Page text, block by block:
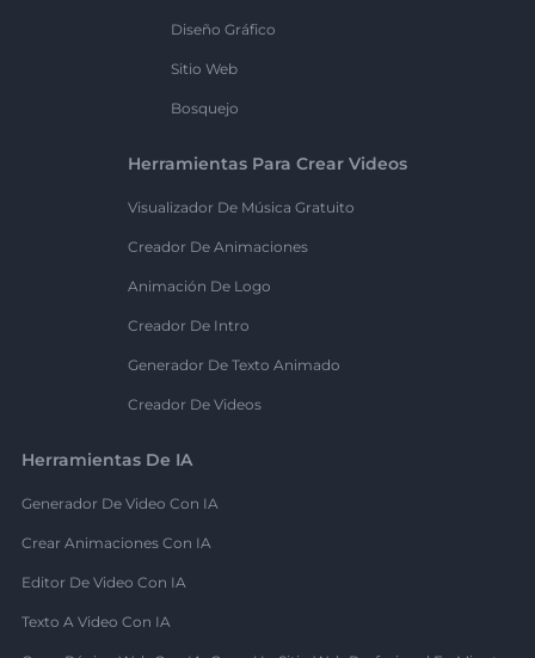
Diseño Gráfico
Sitio Web
Bosquejo
Herramientas Para Crear Videos
Visualizador De Música Gratuito
Creador De Animaciones
Animación De Logo
Creador De Intro
Generador De Texto Animado
Creador De Videos
Herramientas De IA
Generador De Video Con IA
Crear Animaciones Con IA
Editor De Video Con IA
Texto A Video Con IA